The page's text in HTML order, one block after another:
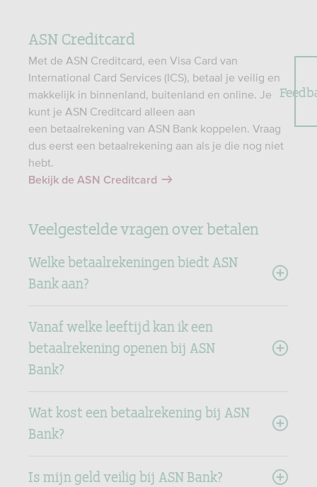
ASN Creditcard
Met de ASN Creditcard, een Visa Card van
International Card Services (ICS), betaal je veilig en
makkelijk in binnenland, buitenland en online. Je
kunt je ASN Creditcard alleen aan
een betaalrekening van ASN Bank koppelen. Vraag
dus eerst een betaalrekening aan als je die nog niet
hebt.
Bekijk de ASN Creditcard
Veelgestelde vragen over betalen
Welke betaalrekeningen biedt ASN
Bank aan?
Vanaf welke leeftijd kan ik een
betaalrekening openen bij ASN
Bank?
Wat kost een betaalrekening bij ASN
Bank?
Is mijn geld veilig bij ASN Bank?